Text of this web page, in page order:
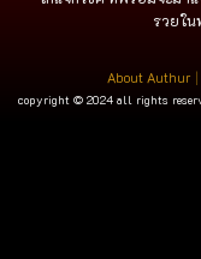
รวยใน
About Authur |
copyright © 2024 all rights